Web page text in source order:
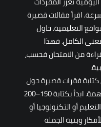
اقرأ مقالات قصيرة
التعليمية. حاول
الكامل. فهذا
من الامتحان فحسب،
كتابة فقرات قصيرة حول
مواضيع مختلفة يعد خطوة مهمة. ابدأ بكتابة 150–200
أو التكنولوجيا أو
وبنية الجملة